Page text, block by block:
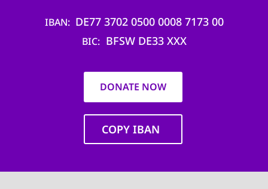
IBAN DE77 3702 0500 0008 7173 00
BIC BFSW DE33 XXX
DONATE NOW
COPY IBAN